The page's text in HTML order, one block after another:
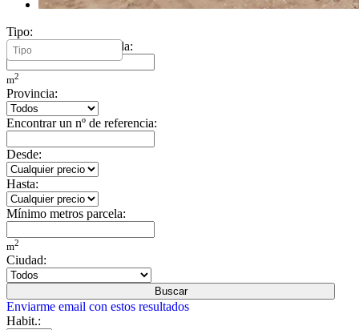
Tipo:
Mínimo metros vivienda:
m2
Provincia:
Encontrar un nº de referencia:
Desde:
Hasta:
Mínimo metros parcela:
m2
Ciudad:
Buscar
Enviarme email con estos resultados
Habit.: